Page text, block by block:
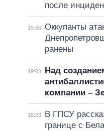
после
19:36 Оккупанты
ранены
19:03
Над
компании –
18:23
В ГПСУ
границе с